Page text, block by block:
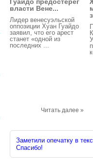
власти Вене...
Лидер венесуэльской
оппозиции Хуан Гуайдо
заявил, что его арест
станет «одной из
последних ...
Читать далее »
Заметили опечатку в
Спасибо!